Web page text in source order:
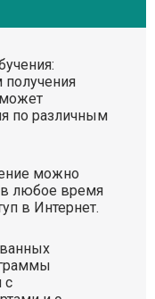
может
по различным
можно
любое время
в Интернет.
с